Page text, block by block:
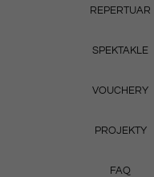
REPERTUAR
SPEKTAKLE
VOUCHERY
PROJEKTY
FAQ